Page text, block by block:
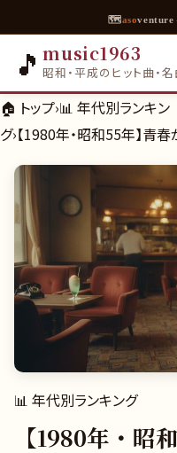
🗺asoventure
🎵 music1963
昭和・平成のヒット曲・
🏠 トップ›📊 年代別ランキン
グ›【1980年・昭和55年】青
📊 年代別ランキング
【1980年・昭